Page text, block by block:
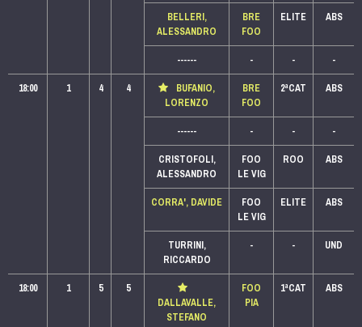
BELLERI,
ALESSANDRO
BRE
FOO
ELITE ABS
------ - -
-
18:00
1 4 4
BUFANIO,
LORENZO
BRE
FOO
2ªCAT ABS
------ - -
-
CRISTOFOLI,
ALESSANDRO
FOO
LE VIG
ROO ABS
CORRA', DAVIDE
FOO
LE VIG
ELITE ABS
TURRINI,
RICCARDO
- - UND
18:00 1 5
5
DALLAVALLE,
STEFANO
FOO
PIA
1ªCAT ABS